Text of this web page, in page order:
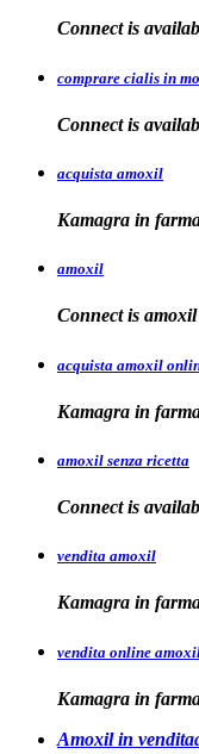
Connect is
comprare cialis in
Connect is
acquista amoxil
Kamagra in
amoxil
Connect is amoxil
acquista amoxil
Kamagra in
amoxil senza ricetta
Connect is
vendita amoxil
Kamagra in
vendita online
Kamagra in
Amoxil in